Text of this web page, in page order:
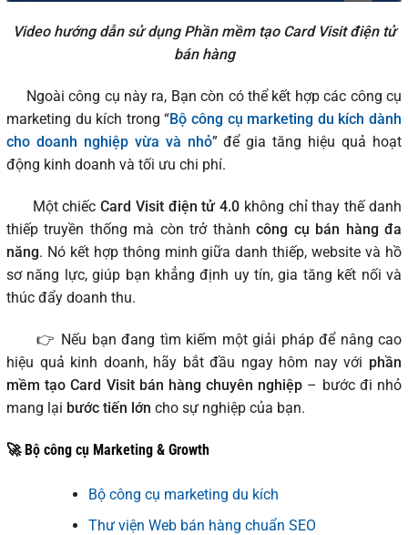
Video hướng dẫn sử dụng Phần mềm tạo Card Visit điện tử
bán hàng
Ngoài công cụ này ra, Bạn còn có thể kết hợp các công cụ
marketing du kích trong “Bộ công cụ marketing du kích dành
cho doanh nghiệp vừa và nhỏ” để gia tăng hiệu quả hoạt
động kinh doanh và tối ưu chi phí.
Một chiếcCard Visit điện tử 4.0 không chỉ thay thế danh
thiếp truyền thống mà còn trở thànhcông cụ bán hàng đa
năng. Nó kết hợp thông minh giữa danh thiếp, website và hồ
sơ năng lực, giúp bạn khẳng định uy tín, gia tăng kết nối và
thúc đẩy doanh thu.
👉 Nếu bạn đang tìm kiếm một giải pháp để nâng cao
hiệu quả kinh doanh, hãy bắt đầu ngay hôm nay với phần
mềm tạo Card Visit bán hàng chuyên nghiệp – bước đi nhỏ
mang lại bước tiến lớn cho sự nghiệp của bạn.
🚀 Bộ công cụ Marketing & Growth
Bộ công cụ marketing du kích
Thư viện Web bán hàng chuẩn SEO